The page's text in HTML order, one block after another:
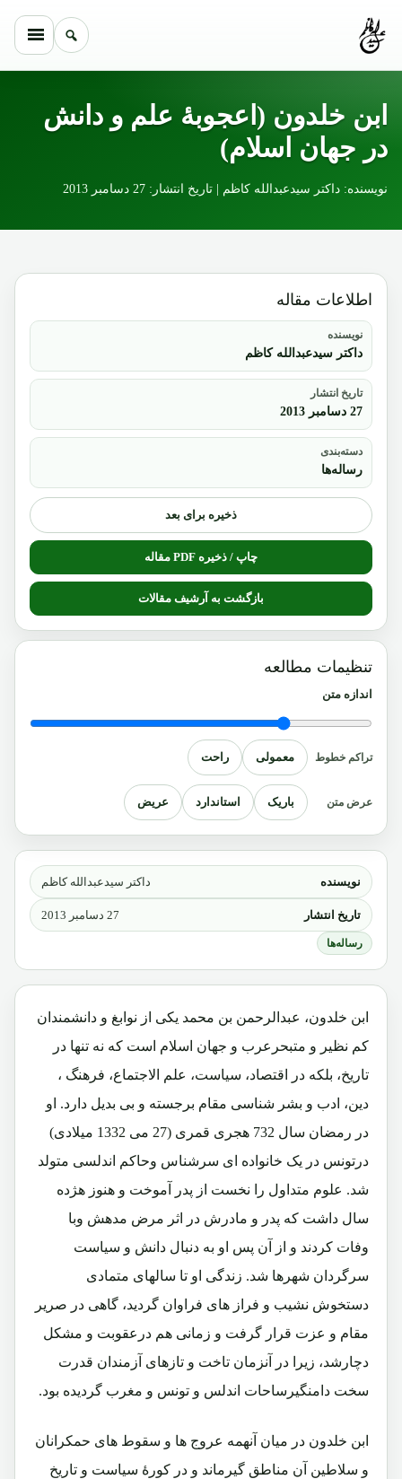
ابن خلدون (اعجوبۀ علم و دانش
در جهان اسلام)
نویسنده: داکتر سیدعبدالله کاظم | تاریخ انتشار: 27 دسامبر 2013
نویسنده داکتر سیدعبدالله کاظم
تاریخ انتشار 27 دسامبر 2013
رساله‌ها
ابن خلدون، عبدالرحمن بن محمد یکی از نوابغ و دانشمندان
کم نظیر و متبحرعرب و جهان اسلام است که نه تنها در
تاریخ، بلکه در اقتصاد، سیاست، علم الاجتماع، فرهنگ ،
دین، ادب و بشر شناسی مقام برجسته و بی بدیل دارد. او
در رمضان سال 732 هجری قمری (27 می 1332 میلادی)
درتونس در یک خانواده ای سرشناس وحاکم اندلسی متولد
شد. علوم متداول را نخست از پدر آموخت و هنوز هژده
سال داشت که پدر و مادرش در اثر مرض مدهش وبا
وفات کردند و از آن پس او به دنبال دانش و سیاست
سرگردان شهرها شد. زندگی او تا سالهای متمادی
دستخوش نشیب و فراز های فراوان گردید، گاهی در صریر
مقام و عزت قرار گرفت و زمانی هم درعقوبت و مشکل
دچارشد، زیرا در آنزمان تاخت و تازهای آزمندان قدرت
سخت دامنگیرساحات اندلس و تونس و مغرب گردیده بود.
ابن خلدون در میان آنهمه عروج ها و سقوط های حمکرانان
و سلاطین آن مناطق گیرماند و در کورۀ سیاست و تاریخ
اطلاعات مقاله
نویسنده
داکتر سیدعبدالله کاظم
تاریخ انتشار
27 دسامبر 2013
دسته‌بندی
رساله‌ها
ذخیره برای بعد
چاپ / ذخیره PDF مقاله
بازگشت به آرشیف مقالات
تنظیمات مطالعه
اندازه متن
تراکم خطوط معمولی راحت
عرض متن باریک استاندارد عریض